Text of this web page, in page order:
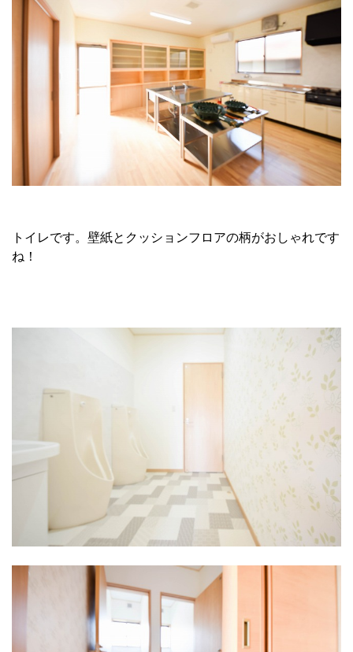
トイレです。壁紙とクッションフロアの柄がおしゃれです
ね！